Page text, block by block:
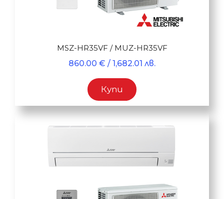
MSZ-HR35VF / MUZ-HR35VF
860.00 € / 1,682.01 лв.
Купи